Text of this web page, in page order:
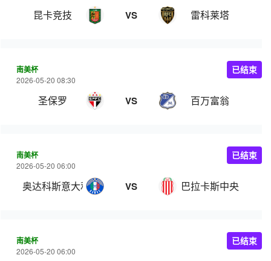
昆卡竞技 VS 雷科莱塔
南美杯
2026-05-20 08:30
圣保罗 VS 百万富翁
已结束
南美杯
2026-05-20 06:00
奥达科斯意大利人 VS 巴拉卡斯中央
已结束
南美杯
2026-05-20 06:00
已结束